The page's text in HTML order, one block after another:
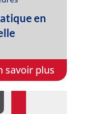
en
savoir plus